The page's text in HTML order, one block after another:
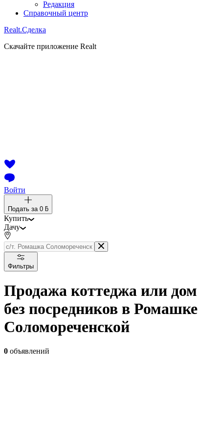
Редакция
Справочный центр
Realt.Сделка
Скачайте приложение Realt
Войти
Подать за 0 ƃ
Купить
Дачу
Фильтры
Продажа коттеджа или дом
без посредников в Ромашке
Соломореченской
0 объявлений